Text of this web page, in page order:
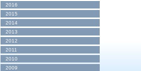
2016
2015
2014
2013
2012
2011
2010
2009